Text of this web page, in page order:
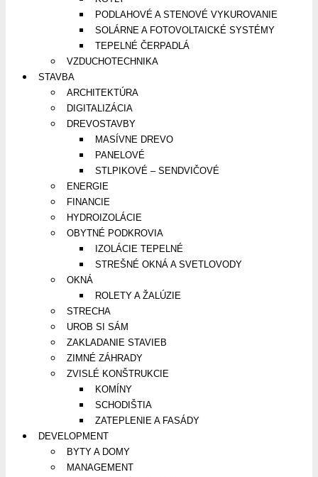
PODLAHOVÉ A STENOVÉ VYKUROVANIE
SOLÁRNE A FOTOVOLTAICKÉ SYSTÉMY
TEPELNÉ ČERPADLÁ
VZDUCHOTECHNIKA
STAVBA
ARCHITEKTÚRA
DIGITALIZÁCIA
DREVOSTAVBY
MASÍVNE DREVO
PANELOVÉ
STLPIKOVÉ – SENDVIČOVÉ
ENERGIE
FINANCIE
HYDROIZOLÁCIE
OBYTNÉ PODKROVIA
IZOLÁCIE TEPELNÉ
STREŠNÉ OKNÁ A SVETLOVODY
OKNÁ
ROLETY A ŽALÚZIE
STRECHA
UROB SI SÁM
ZAKLADANIE STAVIEB
ZIMNÉ ZÁHRADY
ZVISLÉ KONŠTRUKCIE
KOMÍNY
SCHODIŠTIA
ZATEPLENIE A FASÁDY
DEVELOPMENT
BYTY A DOMY
MANAGEMENT